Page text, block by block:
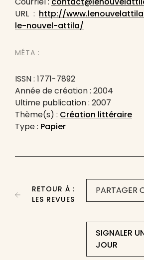
URL : http://
le-nouvel-attila/
MÉTA :
ISSN : 1771-7892
Année de création : 2004
Ultime publication : 2007
Thème(s) : Création littéraire
Type : Papier
PARTAGER
SIGNALER
JOUR
RETOUR À :
LES REVUES